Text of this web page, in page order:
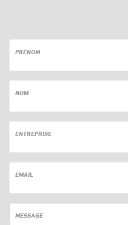
PRÉNOM
NOM
ENTREPRISE
EMAIL
MESSAGE